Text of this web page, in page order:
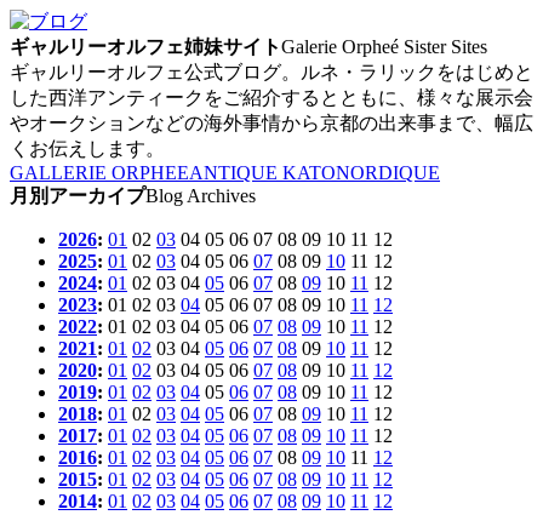
ギャルリーオルフェ姉妹サイトGalerie Orpheé Sister Sites
ギャルリーオルフェ公式ブログ。ルネ・ラリックをはじめと
した西洋アンティークをご紹介するとともに、様々な展示会
やオークションなどの海外事情から京都の出来事まで、幅広
くお伝えします。
GALLERIE ORPHEEANTIQUE KATONORDIQUE
月別アーカイプBlog Archives
2026: 01 02 03 04 05 06 07 08 09 10 11 12
2025: 01 02 03 04 05 06 07 08 09 10 11 12
2024: 01 02 03 04 05 06 07 08 09 10 11 12
2023: 01 02 03 04 05 06 07 08 09 10 11 12
2022: 01 02 03 04 05 06 07 08 09 10 11 12
2021: 01 02 03 04 05 06 07 08 09 10 11 12
2020: 01 02 03 04 05 06 07 08 09 10 11 12
2019: 01 02 03 04 05 06 07 08 09 10 11 12
2018: 01 02 03 04 05 06 07 08 09 10 11 12
2017: 01 02 03 04 05 06 07 08 09 10 11 12
2016: 01 02 03 04 05 06 07 08 09 10 11 12
2015: 01 02 03 04 05 06 07 08 09 10 11 12
2014: 01 02 03 04 05 06 07 08 09 10 11 12